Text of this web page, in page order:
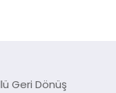
Geri Dönüş